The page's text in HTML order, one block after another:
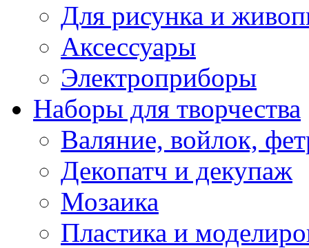
Для рисунка и
Аксессуары
Электроприборы
Наборы для творчества
Валяние, войлок,
Декопатч и декупаж
Мозаика
Пластика и